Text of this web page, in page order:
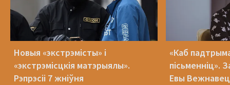
Новыя «экстрэмісты» і
«экстрэмісцкія матэрыялы».
Рэпрэсіі 7 жніўня
«Каб
пісьменніц».
Евы Вежнавец